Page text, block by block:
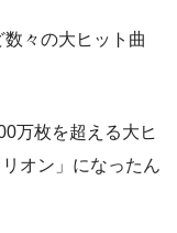
々の大ヒット曲
万枚を超える大ヒ
オン」になったん